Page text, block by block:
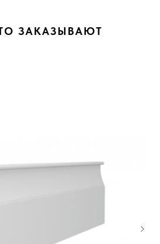
ЗАКАЗЫВАЮТ